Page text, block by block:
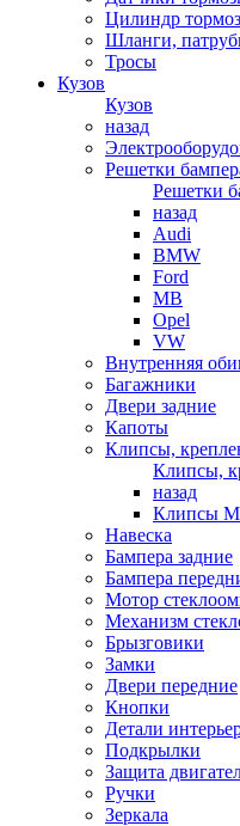
Цилиндр
Шланги,
Тросы
Кузов
Кузов
назад
Решетки
Решетки
назад
Audi
BMW
Ford
MB
Opel
VW
Внутренняя
Багажники
Двери задние
Капоты
Клипсы,
Клипсы,
назад
Клипсы
Навеска
Бампера задние
Бампера
Мотор
Механизм
Брызговики
Замки
Двери передние
Кнопки
Детали
Подкрылки
Защита
Ручки
Зеркала